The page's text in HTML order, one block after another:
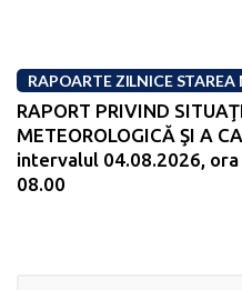
RAPOARTE ZILNICE STAREA
RAPORT PRIVIND
METEOROLOGICĂ ŞI A
intervalul 04.08.2026,
08.00